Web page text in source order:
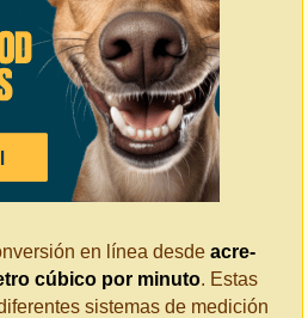
en línea desde acre-
cúbico por minuto. Estas
sistemas de medición